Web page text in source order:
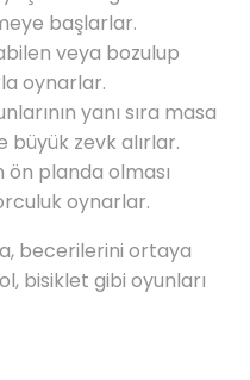
başlarlar.
veya bozulup
oynarlar.
yanı sıra masa
büyük zevk alırlar.
ön planda olması
oynarlar.
becerilerini ortaya
bisiklet gibi oyunları